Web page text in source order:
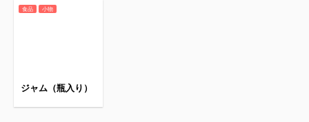
食品 小物
ジャム（瓶入り）